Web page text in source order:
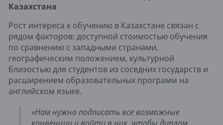
Казахстана
Рост интереса к обучению в Казахстане связан с
рядом факторов: доступной стоимостью обучения
по сравнению с западными странами,
географическим положением, культурной
близостью для студентов из соседних государств и
расширением образовательных программ на
английском языке.
«Нам нужно подписать все возможные